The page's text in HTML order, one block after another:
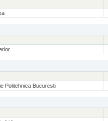
Politehnica Bucuresti